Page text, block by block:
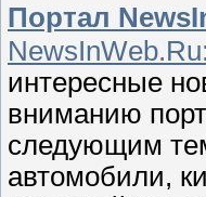
Портал
интересные
вниманию
следующим
автомобили,